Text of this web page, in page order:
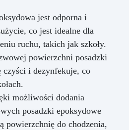
jest odporna i
co jest idealne dla
ruchu, takich jak szkoły.
powierzchni posadzki
czyści i dezynfekuje, co
możliwości dodania
posadzki epoksydowe
powierzchnię do chodzenia,